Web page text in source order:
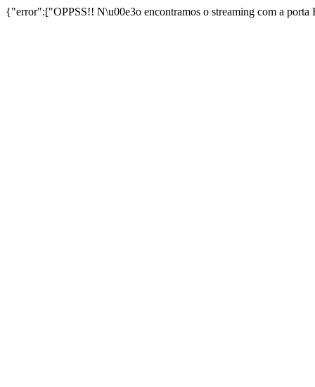
{"error":["OPPSS!! N\u00e3o encontramos o streaming com a